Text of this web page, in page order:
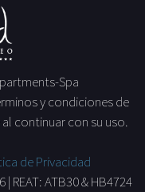
Spa
y condiciones de
continuar con su uso.
de Privacidad
REAT: ATB30 & HB4724